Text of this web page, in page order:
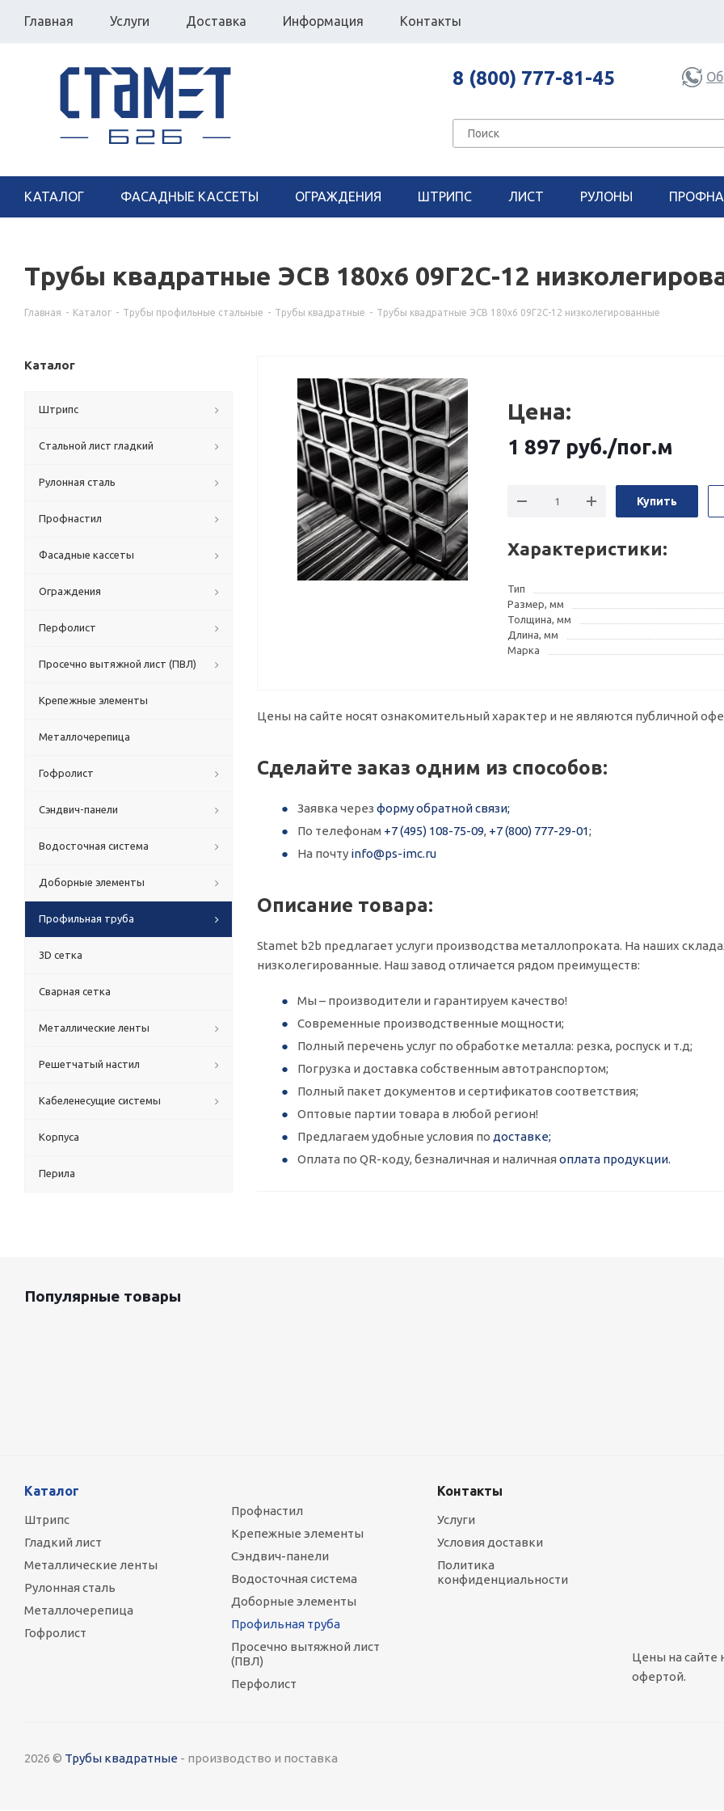
Главная Услуги Доставка Информация Контакты
8 (800) 777-81-45
КАТАЛОГ ФАСАДНЫЕ КАССЕТЫ ОГРАЖДЕНИЯ ШТРИПС ЛИСТ РУЛОНЫ
Трубы квадратные ЭСВ 180x6 09Г2С-12
Главная - Каталог - Трубы профильные стальные - Трубы квадратные - Трубы квадратные ЭСВ 180x6 09Г2С-12 низколегированные
Цена:
1 897 руб./пог.м
Купить
Характеристики:
Тип
Размер, мм
Толщина, мм
Длина, мм
Марка
Цены на сайте носят ознакомительный характер и не являются публичной
Сделайте заказ одним из способов:
Заявка через форму обратной связи;
По телефонам +7 (495) 108-75-09, +7 (800) 777-29-01;
На почту info@ps-imc.ru
Описание товара:
Stamet b2b предлагает услуги производства металлопроката. На наших
низколегированные. Наш завод отличается рядом преимуществ:
Мы – производители и гарантируем качество!
Современные производственные мощности;
Полный перечень услуг по обработке металла: резка, роспуск и т.д;
Погрузка и доставка собственным автотранспортом;
Полный пакет документов и сертификатов соответствия;
Оптовые партии товара в любой регион!
Предлагаем удобные условия по доставке;
Оплата по QR-коду, безналичная и наличная оплата продукции.
Каталог
Штрипс
Стальной лист гладкий
Рулонная сталь
Профнастил
Фасадные кассеты
Ограждения
Перфолист
Просечно вытяжной лист (ПВЛ)
Крепежные элементы
Металлочерепица
Гофролист
Сэндвич-панели
Водосточная система
Доборные элементы
Профильная труба
3D сетка
Сварная сетка
Металлические ленты
Решетчатый настил
Кабеленесущие системы
Корпуса
Перила
Популярные товары
Каталог
Штрипс
Гладкий лист
Металлические ленты
Рулонная сталь
Металлочерепица
Гофролист
Профнастил
Крепежные элементы
Сэндвич-панели
Водосточная система
Доборные элементы
Профильная труба
Просечно вытяжной лист
(ПВЛ)
Перфолист
Контакты
Услуги
Условия доставки
Политика
конфиденциальности
Цены на сайте
офертой.
2026 © Трубы квадратные - производство и поставка